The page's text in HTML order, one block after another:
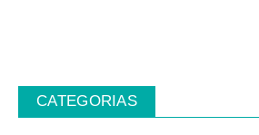
CATEGORIAS